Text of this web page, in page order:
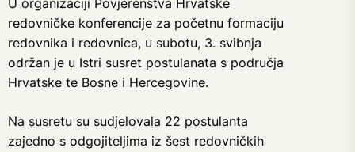
U organizaciji Povjerenstva Hrvatske
redovničke konferencije za početnu formaciju
redovnika i redovnica, u subotu, 3. svibnja
održan je u Istri susret postulanata s područja
Hrvatske te Bosne i Hercegovine.
Na susretu su sudjelovala 22 postulanta
zajedno s odgojiteljima iz šest redovničkih